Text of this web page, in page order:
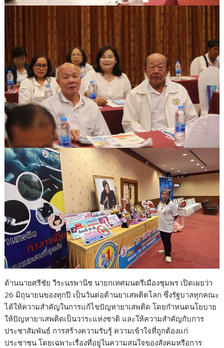
ด้านนายศรีชัย วีระนรพานิช นายกเทศมนตรีเมืองชุมพร เปิดเผยว่า
26 มิถุนายนของทุกปี เป็นวันต่อต้านยาเสพติดโลก ซึ่งรัฐบาลทุกคณะ
ได้ให้ความสำคัญในการแก้ไขปัญหายาเสพติด โดยกำหนดนโยบาย
ให้ปัญหายาเสพติดเป็นวาระแห่งชาติ และให้ความสำคัญกับการ
ประชาสัมพันธ์ การสร้างความรับรู้ ความเข้าใจที่ถูกต้องแก่
ประชาชน โดยเฉพาะเรื่องที่อยู่ในความสนใจของสังคมหรือการ